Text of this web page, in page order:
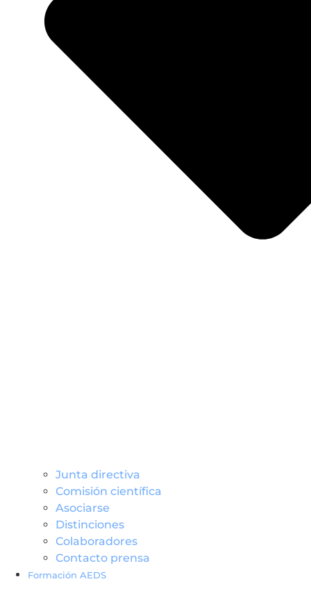
Junta directiva
Comisión científica
Asociarse
Distinciones
Colaboradores
Contacto prensa
Formación AEDS